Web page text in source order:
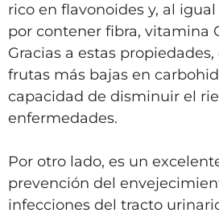
rico en flavonoides y, al
por contener fibra, vitamina
Gracias a estas
frutas más bajas en
capacidad de disminuir el
enfermedades.
Por otro lado, es un
prevención del
infecciones del tracto